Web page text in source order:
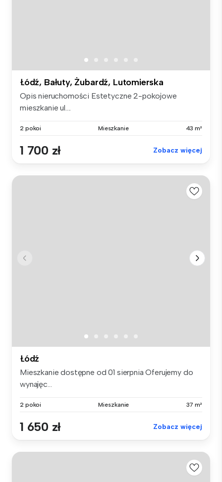
Łódź, Bałuty, Żubardź, Lutomierska
Opis nieruchomości Estetyczne 2-pokojowe
mieszkanie ul....
2 pokoi Mieszkanie 43 m²
1 700 zł Zobacz więcej
Łódź
Mieszkanie dostępne od 01 sierpnia Oferujemy do
wynajęc...
2 pokoi Mieszkanie 37 m²
1 650 zł Zobacz więcej